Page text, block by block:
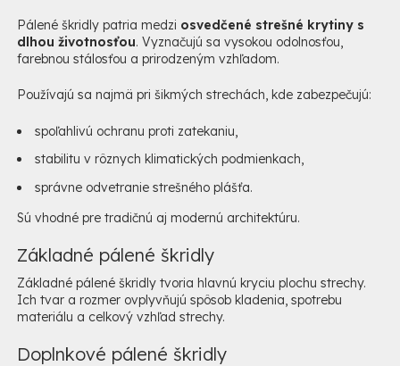
Pálené škridly patria medzi osvedčené strešné krytiny s
dlhou životnosťou. Vyznačujú sa vysokou odolnosťou,
farebnou stálosťou a prirodzeným vzhľadom.
Používajú sa najmä pri šikmých strechách, kde zabezpečujú:
spoľahlivú ochranu proti zatekaniu,
stabilitu v rôznych klimatických podmienkach,
správne odvetranie strešného plášťa.
Sú vhodné pre tradičnú aj modernú architektúru.
Základné pálené škridly
Základné pálené škridly tvoria hlavnú kryciu plochu strechy.
Ich tvar a rozmer ovplyvňujú spôsob kladenia, spotrebu
materiálu a celkový vzhľad strechy.
Doplnkové pálené škridly